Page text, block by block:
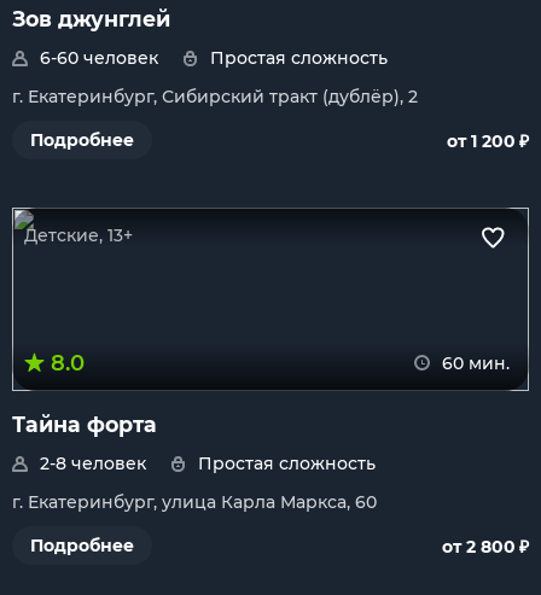
Зов джунглей
6-60 человек
Простая сложность
г. Екатеринбург, Сибирский тракт (дублёр), 2
Подробнее
от 1 200 ₽
Детские, 13+
8.0 60 мин.
Тайна форта
2-8 человек
Простая сложность
г. Екатеринбург, улица Карла Маркса, 60
Подробнее
от 2 800 ₽